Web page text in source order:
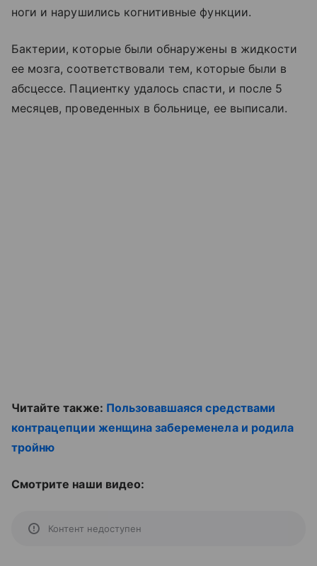
ноги и нарушились когнитивные функции.
Бактерии, которые были обнаружены в жидкости
ее мозга, соответствовали тем, которые были в
абсцессе. Пациентку удалось спасти, и после 5
месяцев, проведенных в больнице, ее выписали.
Читайте также: Пользовавшаяся средствами
контрацепции женщина забеременела и родила
тройню
Смотрите наши видео:
Контент недоступен